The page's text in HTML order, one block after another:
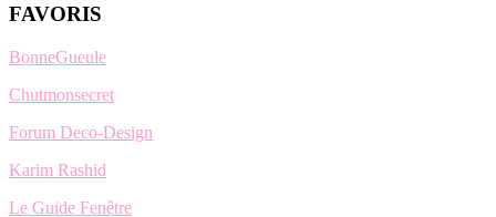
FAVORIS
BonneGueule
Chutmonsecret
Forum Deco-Design
Karim Rashid
Le Guide Fenêtre